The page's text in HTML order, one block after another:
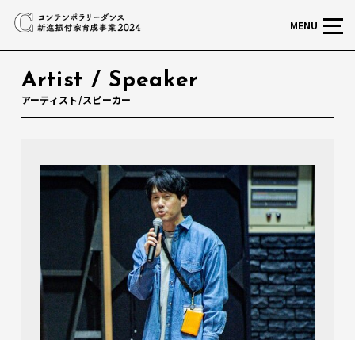
MENU
Artist / Speaker
アーティスト/スピーカー